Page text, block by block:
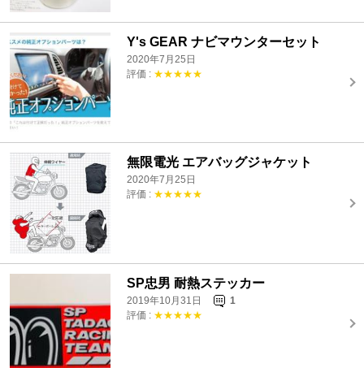
Y's GEAR ナビマウンターセット
2020年7月25日
評価 : ★★★★★
無限電光 エアバッグジャケット
2020年7月25日
評価 : ★★★★★
SP忠男 耐熱ステッカー
2019年10月31日
1
評価 : ★★★★★